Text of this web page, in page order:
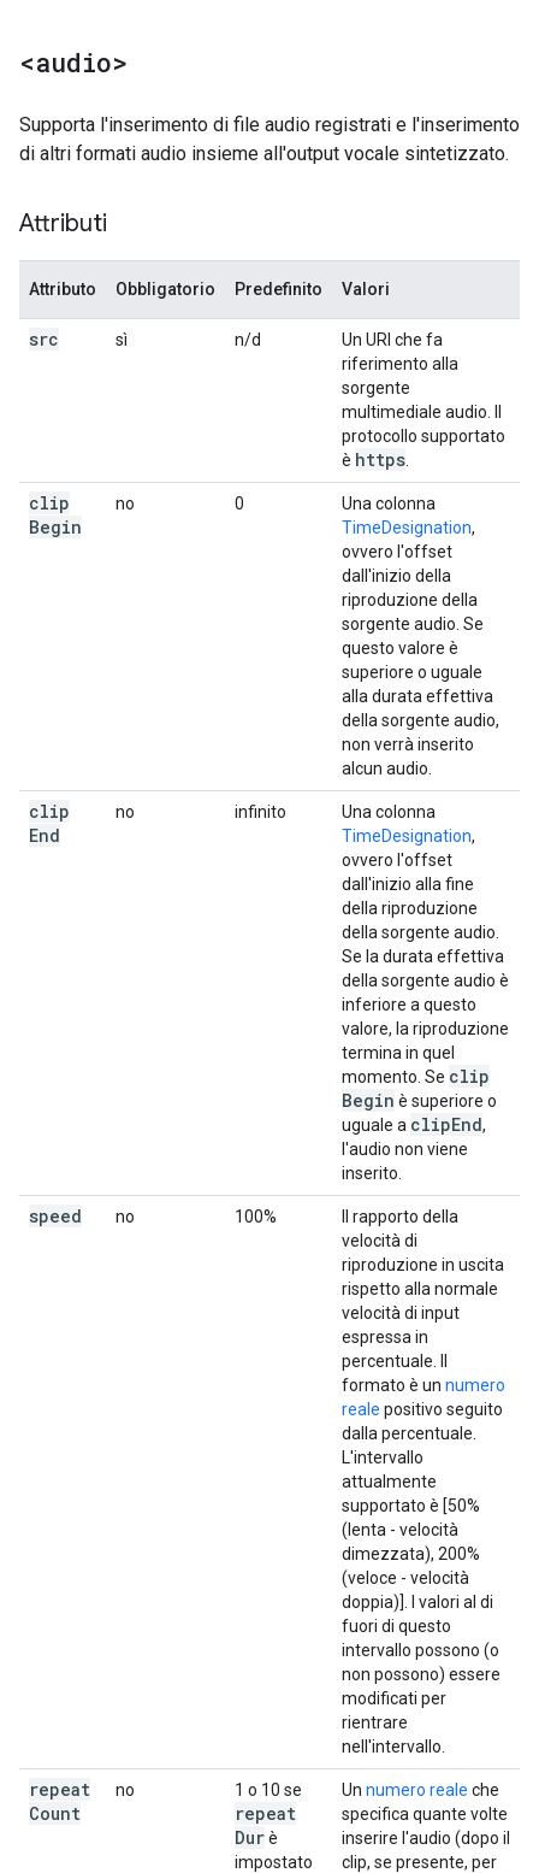
<audio>
Supporta l'inserimento di file audio registrati e l'inserimento
di altri formati audio insieme all'output vocale sintetizzato.
Attributi
Attributo Obbligatorio Predefinito Valori
src sì n/d
Un URI che fa
riferimento alla
sorgente
multimediale audio. Il
protocollo supportato
è https
clip
Begin
no 0
Una colonna
TimeDesignation,
ovvero l'offset
dall'inizio della
riproduzione della
sorgente audio. Se
questo valore è
superiore o uguale
alla durata effettiva
della sorgente audio,
non verrà inserito
alcun audio.
clip
End
no infinito
Una colonna
TimeDesignation,
ovvero l'offset
dall'inizio alla fine
della riproduzione
della sorgente audio.
Se la durata effettiva
della sorgente audio è
inferiore a questo
valore, la riproduzione
termina in quel
momento. Se clip
Begin è superiore o
uguale a clipEnd,
l'audio non viene
inserito.
speed no 100%
Il rapporto della
velocità di
riproduzione in uscita
rispetto alla normale
velocità di input
espressa in
percentuale. Il
formato è un numero
reale positivo seguito
dalla percentuale.
L'intervallo
attualmente
supportato è [50%
(lenta - velocità
dimezzata), 200%
(veloce - velocità
doppia)]. I valori al di
fuori di questo
intervallo possono (o
non possono) essere
modificati per
rientrare
nell'intervallo.
repeat
Count
no 1 o 10 se
repeat
Durè
impostato
Un numero reale che
specifica quante volte
inserire l'audio (dopo il
clip, se presente, per